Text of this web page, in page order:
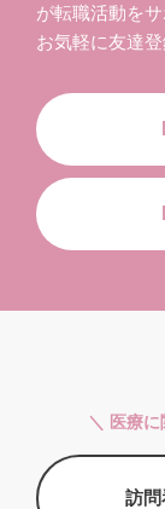
が転職活動をサ
お気軽に友達登
＼ 医療
訪